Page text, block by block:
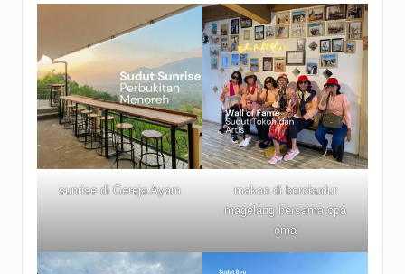
sunrise di Gereja Ayam
makan di borobudur
magelang bersama opa
oma